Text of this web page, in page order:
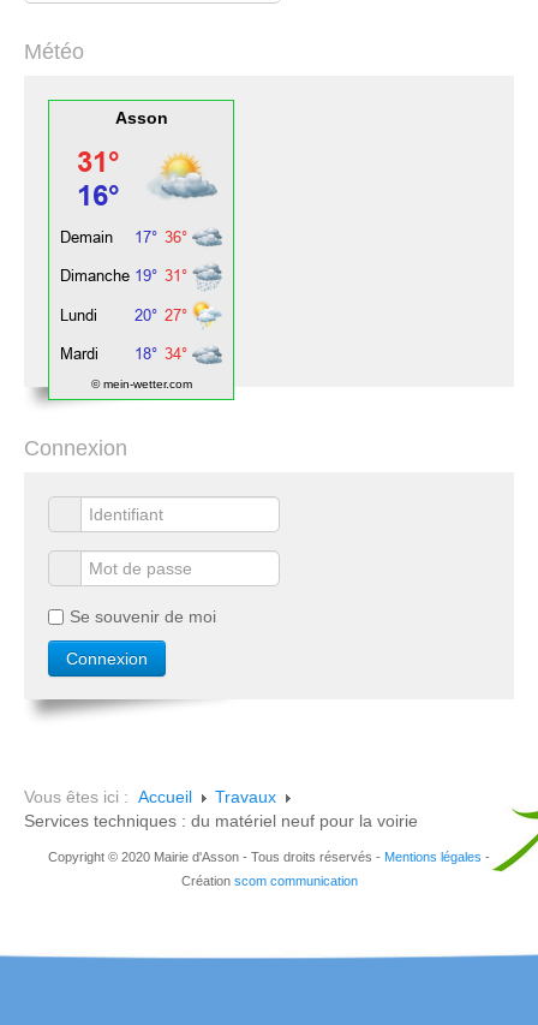
Météo
Asson
© mein-wetter.com
Connexion
Se souvenir de moi
Vous êtes ici : Accueil
Travaux
Services techniques : du matériel neuf pour la voirie
Copyright © 2020 Mairie d'Asson - Tous droits réservés - Mentions légales -
Création scom communication